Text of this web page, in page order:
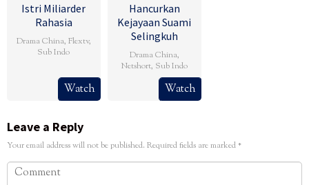
Istri Miliarder
Rahasia
Drama China, Flextv,
Sub Indo
Watch
Hancurkan
Kejayaan Suami
Selingkuh
Drama China,
Netshort, Sub Indo
Watch
Leave a Reply
Your email address will not be published. Required fields are marked*